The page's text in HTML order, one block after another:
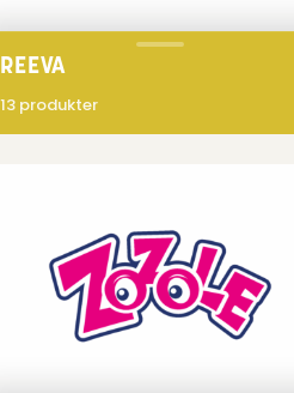
REEVA
13 produkter